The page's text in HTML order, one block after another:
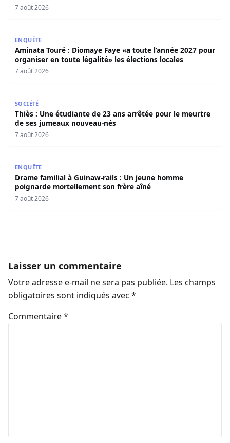
7 août 2026
ENQUÊTE
Aminata Touré : Diomaye Faye «a toute l’année 2027 pour
organiser en toute légalité» les élections locales
7 août 2026
SOCIÉTÉ
Thiès : Une étudiante de 23 ans arrêtée pour le meurtre
de ses jumeaux nouveau-nés
7 août 2026
ENQUÊTE
Drame familial à Guinaw-rails : Un jeune homme
poignarde mortellement son frère aîné
7 août 2026
Laisser un commentaire
Votre adresse e-mail ne sera pas publiée. Les champs
obligatoires sont indiqués avec *
Commentaire*